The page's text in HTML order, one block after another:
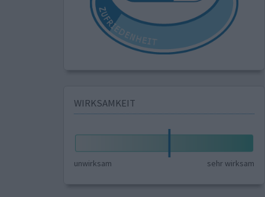
WIRKSAMKEIT
unwirksam sehr wirksam